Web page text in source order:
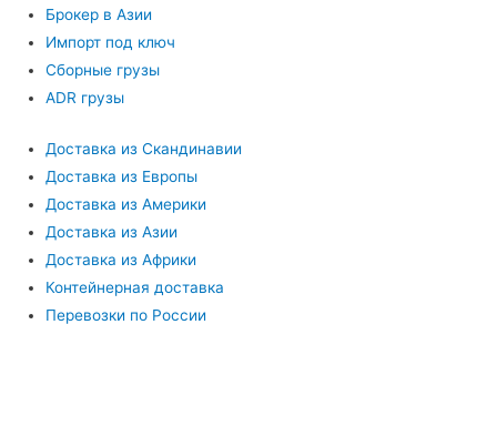
Брокер в Азии
Импорт под ключ
Сборные грузы
ADR грузы
Доставка из Скандинавии
Доставка из Европы
Доставка из Америки
Доставка из Азии
Доставка из Африки
Контейнерная доставка
Перевозки по России